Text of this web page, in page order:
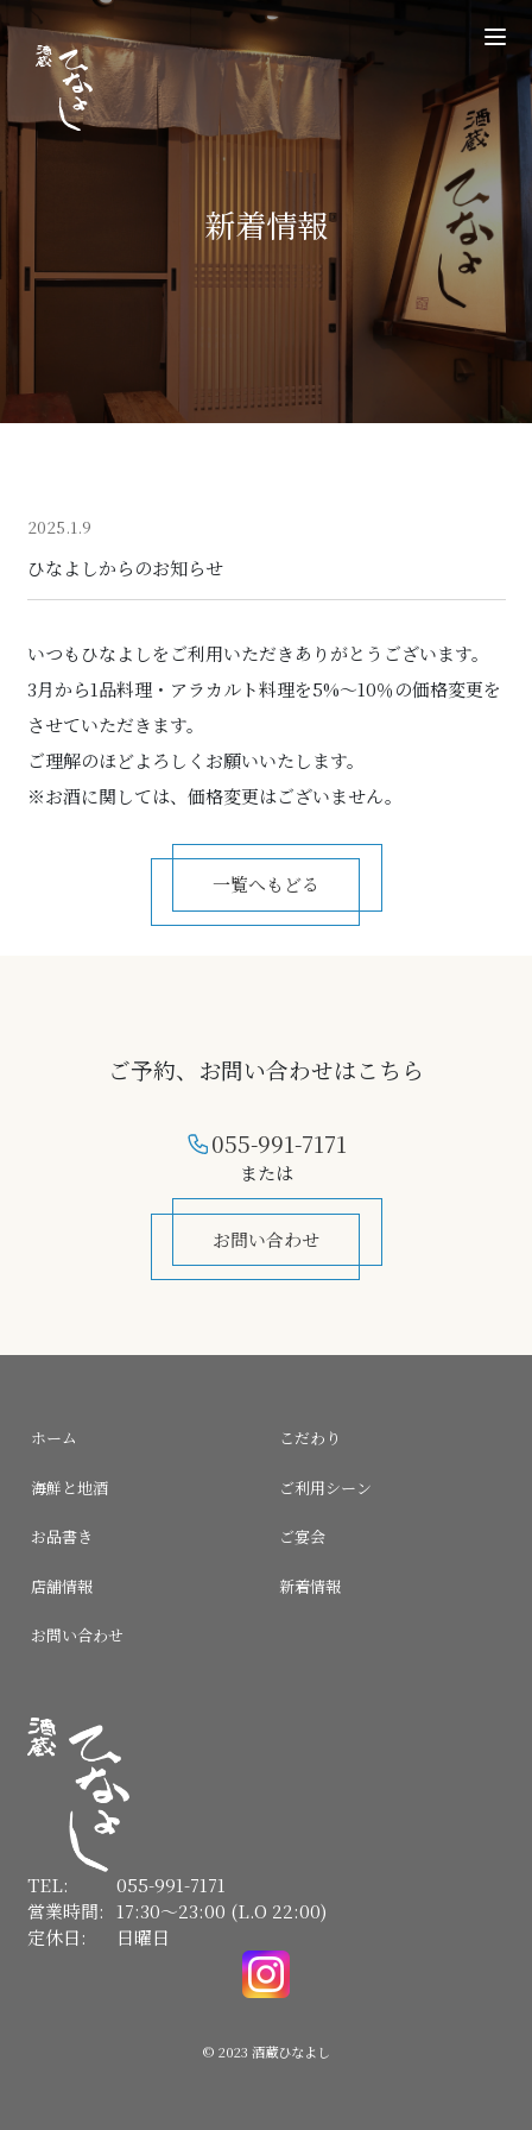
新着情報
2025.1.9
ひなよしからのお知らせ
いつもひなよしをご利用いただきありがとうございます。
3月から1品料理・アラカルト料理を5%～10％の価格変更を
させていただきます。
ご理解のほどよろしくお願いいたします。
※お酒に関しては、価格変更はございません。
一覧へもどる
ご予約、お問い合わせはこちら
055-991-7171
または
お問い合わせ
ホーム こだわり
海鮮と地酒 ご利用シーン
お品書き ご宴会
店舗情報 新着情報
お問い合わせ
TEL:
055-991-7171
営業時間:
17:30〜23:00 (L.O 22:00)
定休日:
日曜日
© 2023 酒蔵ひなよし